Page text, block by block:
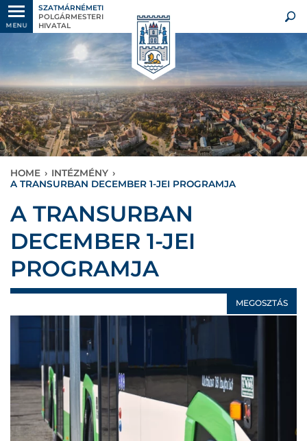
MENU
SZATMÁRNÉMETI
POLGÁRMESTERI
HIVATAL
HOME › INTÉZMÉNY ›
A TRANSURBAN DECEMBER 1-JEI PROGRAMJA
A TRANSURBAN
DECEMBER 1-JEI
PROGRAMJA
MEGOSZTÁS